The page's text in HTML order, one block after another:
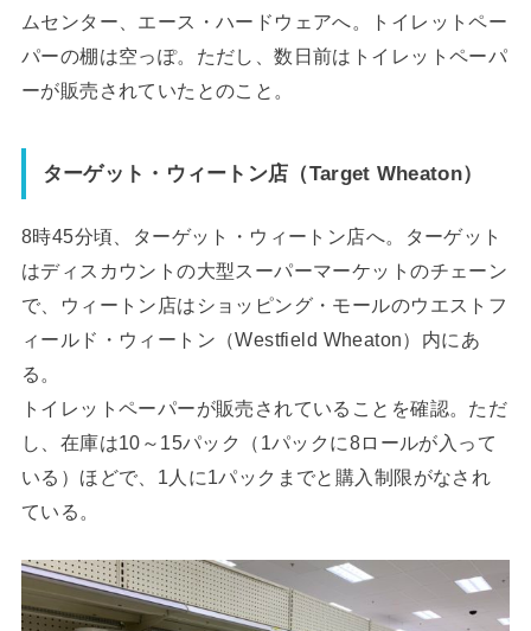
ムセンター、エース・ハードウェアへ。トイレットペー
パーの棚は空っぽ。ただし、数日前はトイレットペーパ
ーが販売されていたとのこと。
ターゲット・ウィートン店（Target Wheaton）
8時45分頃、ターゲット・ウィートン店へ。ターゲット
はディスカウントの大型スーパーマーケットのチェーン
で、ウィートン店はショッピング・モールのウエストフ
ィールド・ウィートン（Westfield Wheaton）内にあ
る。
トイレットペーパーが販売されていることを確認。ただ
し、在庫は10～15パック（1パックに8ロールが入って
いる）ほどで、1人に1パックまでと購入制限がなされ
ている。